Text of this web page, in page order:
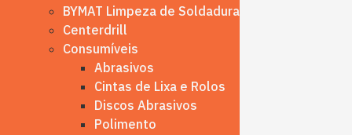
BYMAT Limpeza de Soldadura
Centerdrill
Consumíveis
Abrasivos
Cintas de Lixa e Rolos
Discos Abrasivos
Polimento